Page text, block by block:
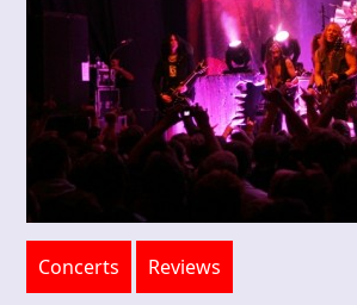
Concerts Reviews